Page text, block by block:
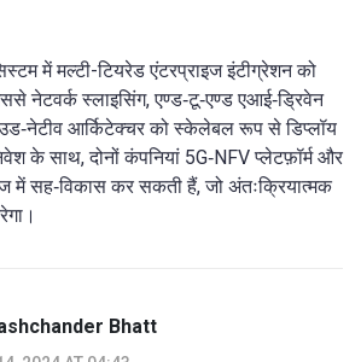
में मल्टी-टियरेड एंटरप्राइज इंटीग्रेशन को
नेटवर्क स्लाइसिंग, एण्ड‑टू‑एण्ड एआई‑ड्रिवेन
आर्किटेक्चर को स्केलेबल रूप से डिप्लॉय
के साथ, दोनों कंपनियां 5G‑NFV प्लेटफ़ॉर्म और
में सह‑विकास कर सकती हैं, जो अंतःक्रियात्मक
Bhatt